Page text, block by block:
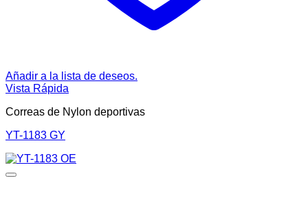
Añadir a la lista de deseos.
Vista Rápida
Correas de Nylon deportivas
YT-1183 GY